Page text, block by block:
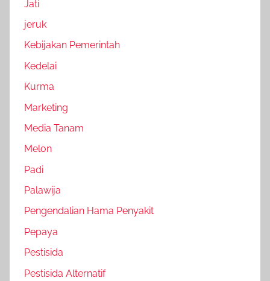
Jati
jeruk
Kebijakan Pemerintah
Kedelai
Kurma
Marketing
Media Tanam
Melon
Padi
Palawija
Pengendalian Hama Penyakit
Pepaya
Pestisida
Pestisida Alternatif